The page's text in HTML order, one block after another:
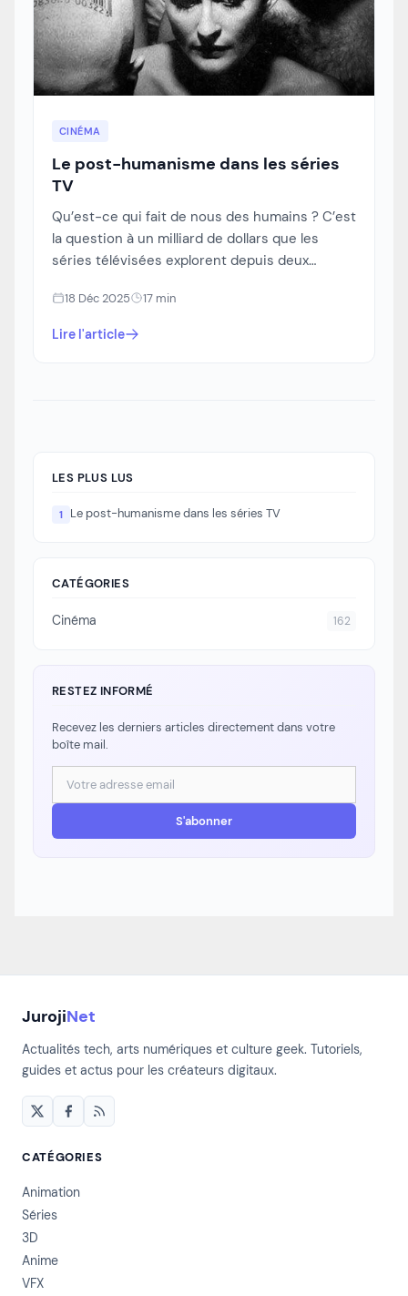
CINÉMA
Le post-humanisme dans les séries
TV
Qu’est-ce qui fait de nous des humains ? C’est
la question à un milliard de dollars que les
séries télévisées explorent depuis deux
maniaque. Des Cylons de Battlestar Galactica
aux hôtes de Westworld, en passant par les
sur Le post-humanisme dans les séries
18 Déc 2025 17 min
Lire l'article
LES PLUS LUS
1 Le post-humanisme dans les séries TV
RESTEZ INFORMÉ
Recevez les derniers articles directement dans votre
boîte mail.
Adresse email
S'abonner
CATÉGORIES
Cinéma 162
JurojiNet
Actualités tech, arts numériques et culture geek. Tutoriels,
guides et actus pour les créateurs digitaux.
CATÉGORIES
Animation
Séries
3D
Anime
VFX